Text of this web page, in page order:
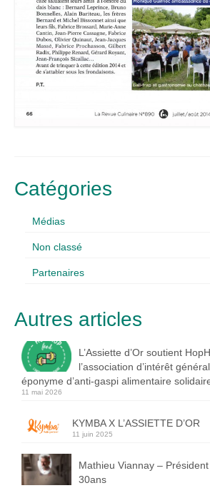
Catégories
Médias
Non classé
Partenaires
Autres articles
L’Assiette d’Or soutient
l’association d’intérêt
éponyme d’anti-gaspi alimentaire
11 mai 2026
KYMBA X L’ASSIETTE D’OR
11 juin 2025
Mathieu Viannay –
30ans